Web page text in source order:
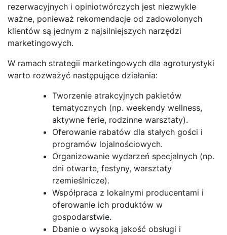
rezerwacyjnych i opiniotwórczych jest niezwykle
ważne, ponieważ rekomendacje od zadowolonych
klientów są jednym z najsilniejszych narzędzi
marketingowych.
W ramach strategii marketingowych dla agroturystyki
warto rozważyć następujące działania:
Tworzenie atrakcyjnych pakietów
tematycznych (np. weekendy wellness,
aktywne ferie, rodzinne warsztaty).
Oferowanie rabatów dla stałych gości i
programów lojalnościowych.
Organizowanie wydarzeń specjalnych (np.
dni otwarte, festyny, warsztaty
rzemieślnicze).
Współpraca z lokalnymi producentami i
oferowanie ich produktów w
gospodarstwie.
Dbanie o wysoką jakość obsługi i